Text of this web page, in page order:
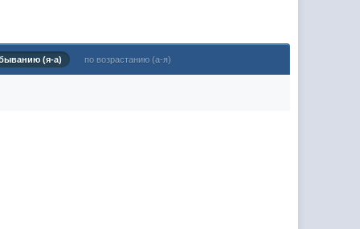
(я-а) по возрастанию (а-я)